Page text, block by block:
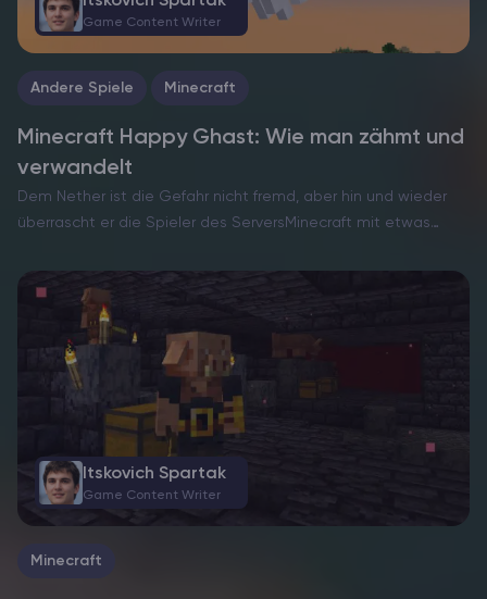
Game Content Writer
Andere Spiele Minecraft
Minecraft Happy Ghast: Wie man zähmt und
verwandelt
Dem Nether ist die Gefahr nicht fremd, aber hin und wieder
überrascht er die Spieler des ServersMinecraft mit etwas
Ghast – eine seltene und friedliche Version der normalerweise
feindlichen…
Itskovich Spartak
Game Content Writer
Minecraft